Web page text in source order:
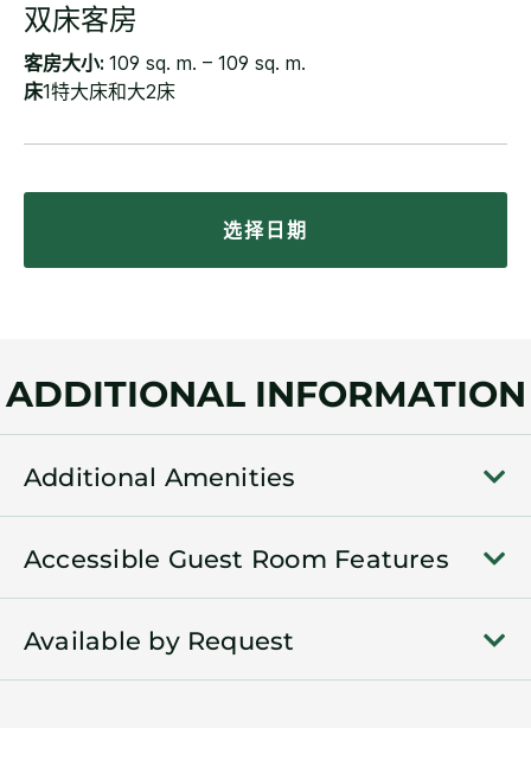
双床客房
客房大小: 109 sq. m. – 109 sq. m.
床1特大床和大2床
选择日期
ADDITIONAL INFORMATION
Additional Amenities
Accessible Guest Room Features
Available by Request